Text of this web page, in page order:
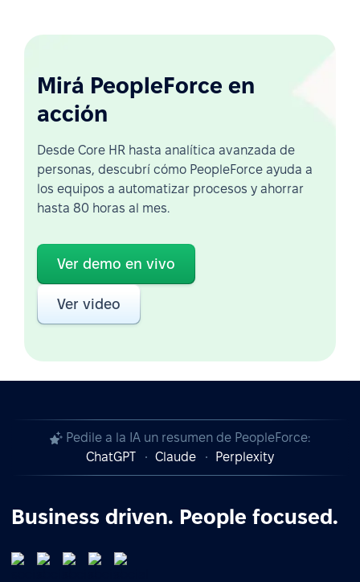
Mirá PeopleForce en
acción
Desde Core HR hasta analítica avanzada de
personas, descubrí cómo PeopleForce ayuda a
los equipos a automatizar procesos y ahorrar
hasta 80 horas al mes.
Ver demo en vivo
Ver video
Pedile a la IA un resumen de PeopleForce:
ChatGPT
Claude Perplexity
Business driven. People focused.